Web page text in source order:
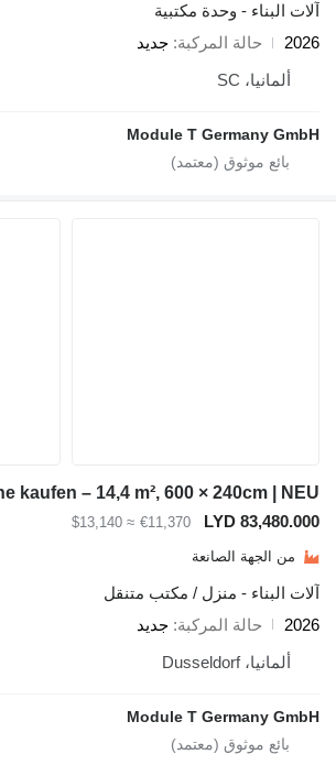
- وحدة مكتبية
المركبة
جديد
Module T
LYD
€11,370
≈ $13,140
الصانعة
- منزل / مكتب متنقل
المركبة
جديد
Module T